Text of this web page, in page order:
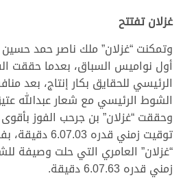
غزلان تفتتح
وتمكنت “غزلان” ملك ناصر حمد
أول نواميس السباق، بعدما حققت
الرئيسي للحقايق بكار إنتاج، بعد
الشوط الرئيسي مع شعار عبدالله
وحققت “غزلان” بن جرحب الفوز
توقيت زمني قدره
“غزلان” العامري التي حلت وصيفة
زمني قدره 6.07.63 دقيقة.